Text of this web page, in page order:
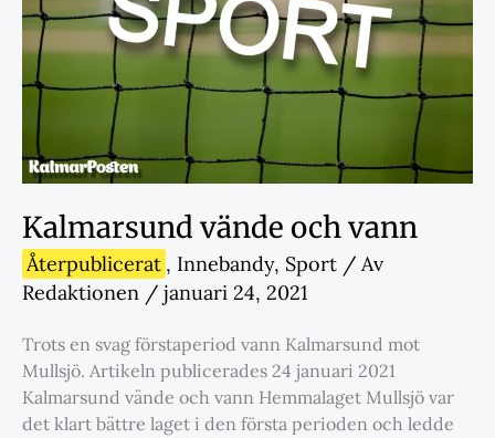
Kalmarsund vände och vann
Återpublicerat , Innebandy, Sport / Av
Redaktionen / januari 24, 2021
Trots en svag förstaperiod vann Kalmarsund mot
Mullsjö. Artikeln publicerades 24 januari 2021
Kalmarsund vände och vann Hemmalaget Mullsjö var
det klart bättre laget i den första perioden och ledde